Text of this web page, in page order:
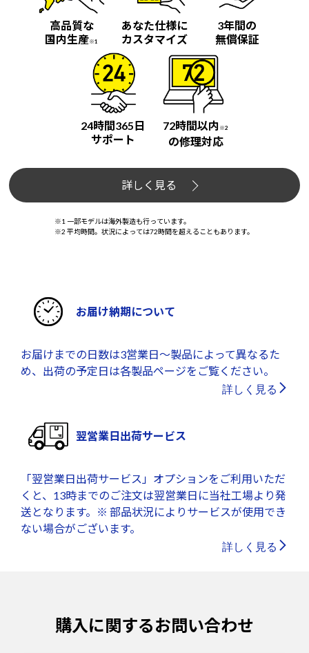
高品質な
国内生産※1
あなた仕様に
カスタマイズ
3年間の
無償保証
24時間365日
サポート
72時間以内 ※2
の修理対応
詳しく見る
※1 一部モデルは海外製造も行っています。
※2 平均時間。状況によっては72時間を超えることもあります。
お届け納期について
お届けまでの日数は3営業日～製品によって異なるた
め、出荷の予定日は各製品ページをご覧ください。
詳しく見る
翌営業日出荷サービス
「翌営業日出荷サービス」オプションをご利用いただ
くと、13時までのご注文は翌営業日に当社工場より発
送となります。※ 部品状況によりサービスが使用でき
ない場合がございます。
詳しく見る
購入に関するお問い合わせ